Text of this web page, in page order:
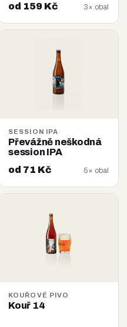
od 159 Kč
3× obal
SESSION IPA
Převážně neškodná
session IPA
od 71 Kč
5× obal
KOUŘOVÉ PIVO
Kouř 14